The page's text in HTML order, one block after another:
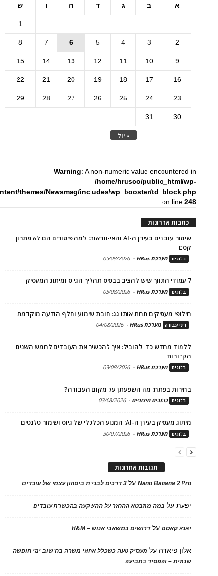
א ב ג ד ה ו ש
« יול
1
2
3
4
5
6
7
8
9
10
11
12
13
14
15
16
17
18
19
20
21
22
23
24
25
26
27
28
29
30
31
Warning: A non-numeric value encountered in
/home/hrusco/public_html/wp-
themes/Newsmag/includes/wp_booster/td_block.php
on line248
כתבות אחרונות
שימור עובדים בעידן ה-AI והאי-וודאות: למה פיטורים הם לא פתרון
קסם
בלוגים מערכת HRus -
05/08/2026
7 עמודי התווך שיש להציב בבסיס תהליך הגיוס ומיתוג המעסיק
בלוגים מערכת HRus -
05/08/2026
חילופי מעסיקים תחת אותו גג: חובת שימוע וחלף הודעה מוקדמת
דיני עבודה מערכת HRus -
04/08/2026
ללמוד מחדש כדי להוביל: איך להכשיר את העובדים לחמש השנים
הקרובות
בלוגים מערכת HRus -
03/08/2026
בחירות בפתח: מה השפעתן על מקום העבודה?
בלוגים כותבים חיצוניים -
03/08/2026
מיתוג מעסיק בעידן ה-AI: המנוע הכלכלי של גיוס ושימור טלנטים
בלוגים מערכת HRus -
30/07/2026
תגובות אחרונות
Nano Banana 2 Proעל 3 דרכים לבניית ביטחון עצמי של עובדים
יפעתעל במה מתבטא ההחזר על ההשקעה בהכשרת עובדים
יאנא קאסםעלדרושים במשאבי אנוש – H&M
אלון פיאדה על מעסיק טעה כשכלל אחוזי משרה בחישוב ימי חופשה
שנתית – והפסיד בתביעה